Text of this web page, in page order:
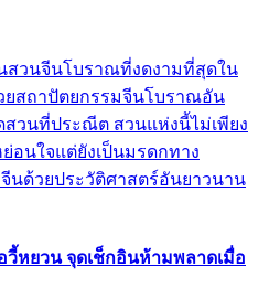
สวนจีนโบราณที่งดงามที่สุดใน
วยสถาปัตยกรรมจีนโบราณอัน
สวนที่ประณีต สวนแห่งนี้ไม่เพียง
อนใจแต่ยังเป็นมรดกทาง
ด้วยประวัติศาสตร์อันยาวนาน
วี้หยวน จุดเช็กอินห้ามพลาดเมื่อ